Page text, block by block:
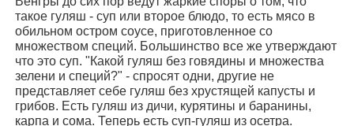
такое гуляш - суп или второе блюдо, то есть мясо в
обильном остром соусе, приготовленное со
множеством специй. Большинство все же утверждают
что это суп. "Какой гуляш без говядины и множества
зелени и специй?" - спросят одни, другие не
представляет себе гуляш без хрустящей капусты и
грибов. Есть гуляш из дичи, курятины и баранины,
карпа и сома. Теперь есть суп-гуляш из осетра.